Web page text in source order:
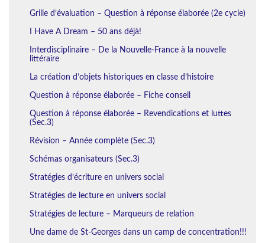
Grille d’évaluation – Question à réponse élaborée (2e cycle)
I Have A Dream – 50 ans déjà!
Interdisciplinaire – De la Nouvelle-France à la nouvelle
littéraire
La création d’objets historiques en classe d’histoire
Question à réponse élaborée – Fiche conseil
Question à réponse élaborée – Revendications et luttes
(Sec.3)
Révision – Année complète (Sec.3)
Schémas organisateurs (Sec.3)
Stratégies d’écriture en univers social
Stratégies de lecture en univers social
Stratégies de lecture – Marqueurs de relation
Une dame de St-Georges dans un camp de concentration!!!